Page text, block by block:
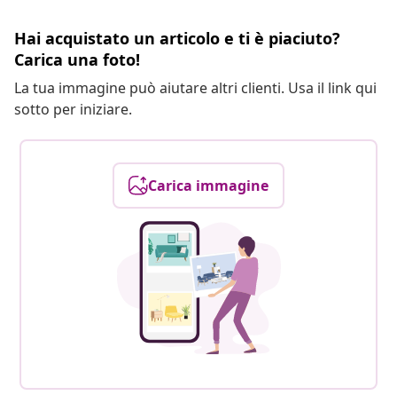
Hai acquistato un articolo e ti è piaciuto?
Carica una foto!
La tua immagine può aiutare altri clienti. Usa il link qui
sotto per iniziare.
Carica immagine